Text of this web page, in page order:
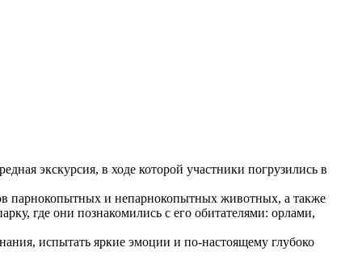
экскурсия, в ходе которой участники погрузились в
парнокопытных и непарнокопытных животных, а также
где они познакомились с его обитателями: орлами,
испытать яркие эмоции и по-настоящему глубоко